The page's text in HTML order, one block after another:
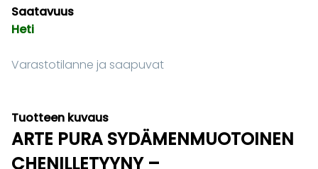
Saatavuus
Heti
Varastotilanne ja saapuvat
Tuotteen kuvaus
ARTE PURA SYDÄMENMUOTOINEN
CHENILLETYYNY –